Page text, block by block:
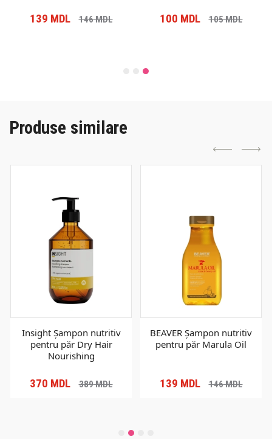
139 MDL 146MDL 100 MDL 105MDL
Produse similare
Insight Șampon nutritiv
pentru păr Dry Hair
Nourishing
370 MDL 389MDL
BEAVER Șampon nutritiv
pentru păr Marula Oil
139 MDL 146MDL